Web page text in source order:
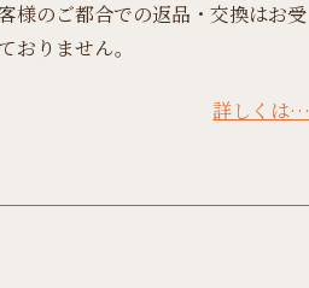
様のご都合での返品・交換はお受
おりません。
詳しくは…